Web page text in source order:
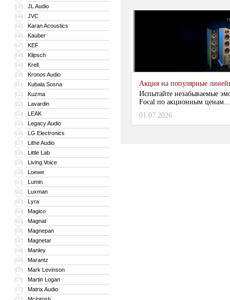
143 JL Audio
144 JVC
145 Karan Acoustics
146 Kauber
147 KEF
148 Klipsch
149 Krell
150 Kronos Audio
151 Kubala Sosna
152 Kuzma
153 Lavardin
154 LEAK
155 Legacy Audio
156 LG Electronics
157 Lithe Audio
158 Little Lab
159 Living Voice
160 Loewe
161 Lumin
162 Luxman
163 Lyra
164 Magico
165 Magnat
166 Magnepan
167 Magnetar
168 Manley
169 Marantz
170 Mark Levinson
171 Martin Logan
172 Matrix Audio
Акция на популярные
Испытайте незабываемые
Focal по акционным
01.07.2026